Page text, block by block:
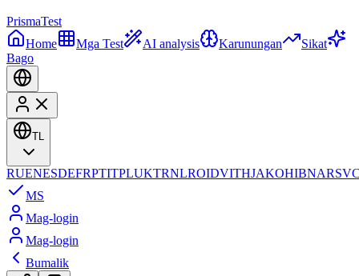
PrismaTest
Home
Mga Test AI analysis Karunungan
Sikat
Bago
TL
RUENESDEFRPTITPLUKTRNLROIDVITHJAKOHIBNARSV
MS
Mag-login
Mag-login
Bumalik